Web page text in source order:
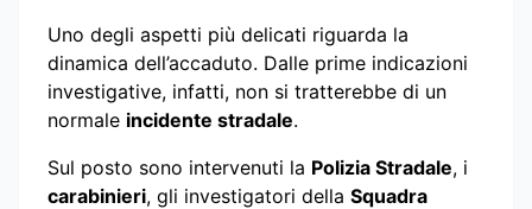
Uno degli aspetti più delicati riguarda la
dinamica dell’accaduto. Dalle prime indicazioni
investigative, infatti, non si tratterebbe di un
normale incidente stradale.
Sul posto sono intervenuti la Polizia Stradale, i
carabinieri, gli investigatori della Squadra